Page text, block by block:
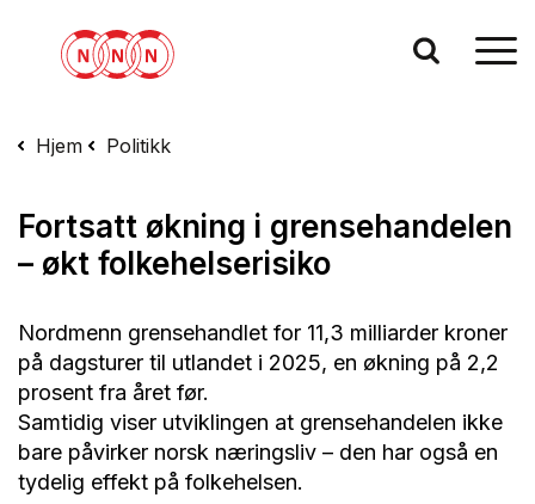
Hjem Politikk
Fortsatt økning i grensehandelen
– økt folkehelserisiko
Nordmenn grensehandlet for 11,3 milliarder kroner
på dagsturer til utlandet i 2025, en økning på 2,2
prosent fra året før.
Samtidig viser utviklingen at grensehandelen ikke
bare påvirker norsk næringsliv – den har også en
tydelig effekt på folkehelsen.